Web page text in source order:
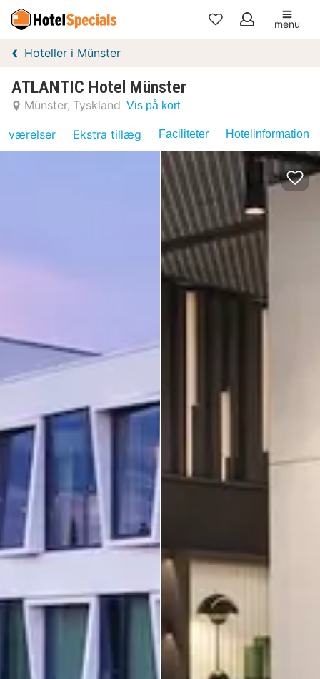
Mine
menu
Hoteller i Münster
ATLANTIC Hotel Münster
Münster Tyskland Vis på kort
værelser Ekstra tillæg Faciliteter Hotelinformation